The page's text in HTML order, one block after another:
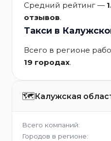
Средний рейтинг —
отзывов.
Такси в
Всего в регионе
19 городах.
🗺️Калужская
Всего компаний:
Городов в регионе: